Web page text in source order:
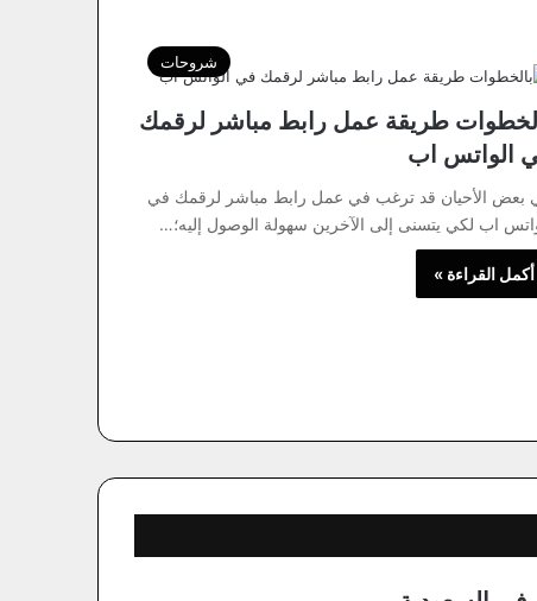
شروحات
طريقة عمل رابط مباشر لرقمك
الواتس اب
بعض الأحيان قد ترغب في عمل رابط مباشر لرقمك في
اب لكي يتسنى إلى الآخرين سهولة الوصول إليه؛…
أكمل القراءة »